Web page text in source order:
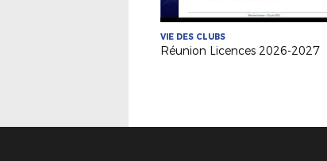
VIE DES CLUBS
Réunion Licences 2026-2027